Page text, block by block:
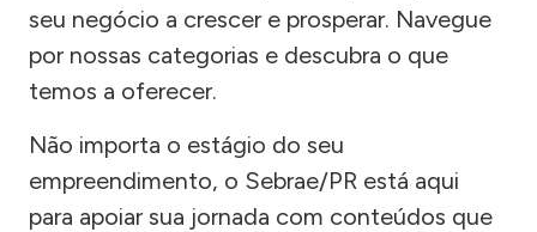
seu negócio a crescer e prosperar. Navegue
por nossas categorias e descubra o que
temos a oferecer.
Não importa o estágio do seu
empreendimento, o Sebrae/PR está aqui
para apoiar sua jornada com conteúdos que